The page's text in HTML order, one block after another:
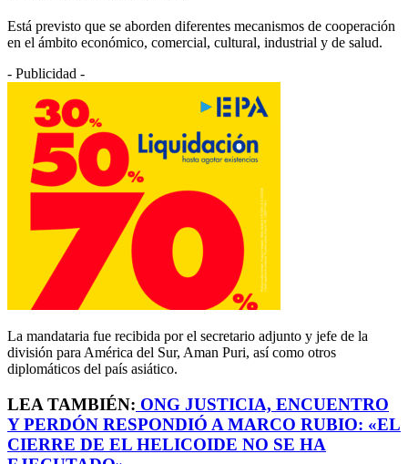
Está previsto que se aborden diferentes mecanismos de cooperación
en el ámbito económico, comercial, cultural, industrial y de salud.
- Publicidad -
La mandataria fue recibida por el secretario adjunto y jefe de la
división para América del Sur, Aman Puri, así como otros
diplomáticos del país asiático.
LEA TAMBIÉN: ONG JUSTICIA, ENCUENTRO
Y PERDÓN RESPONDIÓ A MARCO RUBIO: «EL
CIERRE DE EL HELICOIDE NO SE HA